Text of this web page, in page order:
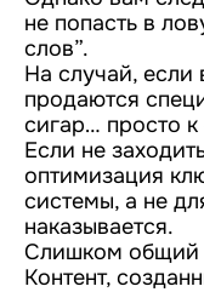
не попасть в
слов”.
На случай, если
продаются
сигар… просто
Если не
оптимизация
системы, а не
наказывается.
Слишком общий
Контент,